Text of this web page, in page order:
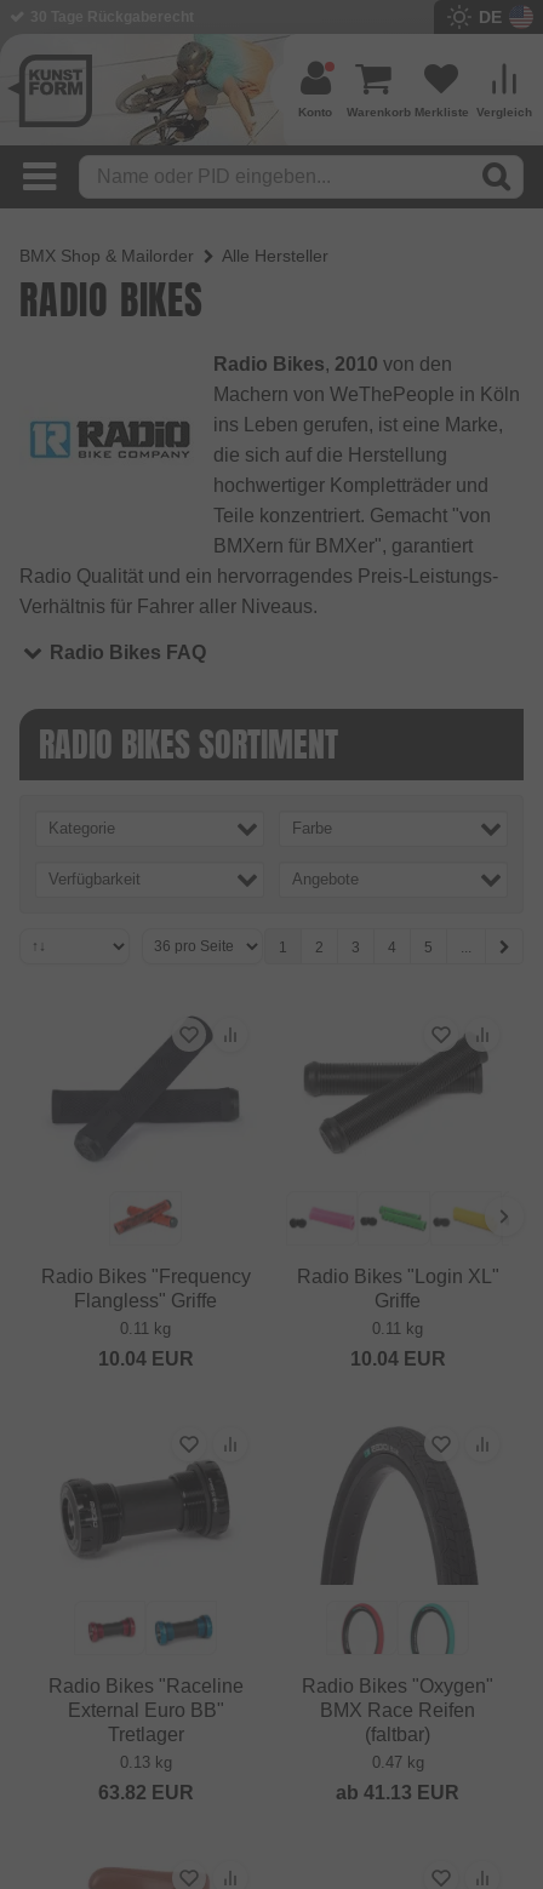
DE
Vergleich
Merkliste
Warenkorb
Konto
BMX Shop & Mailorder Alle Hersteller
RADIO BIKES
Radio Bikes, 2010 von den
Machern von WeThePeople in Köln
ins Leben gerufen, ist eine Marke,
die sich auf die Herstellung
hochwertiger Kompletträder und
Teile konzentriert. Gemacht "von
BMXern für BMXer", garantiert
Radio Qualität und ein hervorragendes Preis-Leistungs-
Verhältnis für Fahrer aller Niveaus.
Radio Bikes FAQ
RADIO BIKES SORTIMENT
Kategorie Farbe
Verfügbarkeit Angebote
1 2 3 4 5 ...
Radio Bikes "Frequency
Flangless" Griffe
0.11 kg
10.04EUR
Radio Bikes "Login XL"
Griffe
0.11 kg
10.04EUR
Radio Bikes "Raceline
External Euro BB"
Tretlager
0.13 kg
63.82 EUR
Radio Bikes "Oxygen"
BMX Race Reifen
(faltbar)
0.47 kg
ab 41.13 EUR